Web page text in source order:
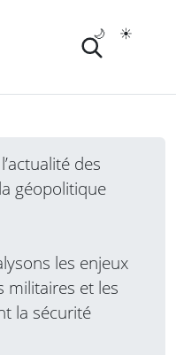
☀️
🌙
des
géopolitique
les enjeux
militaires et les
la sécurité